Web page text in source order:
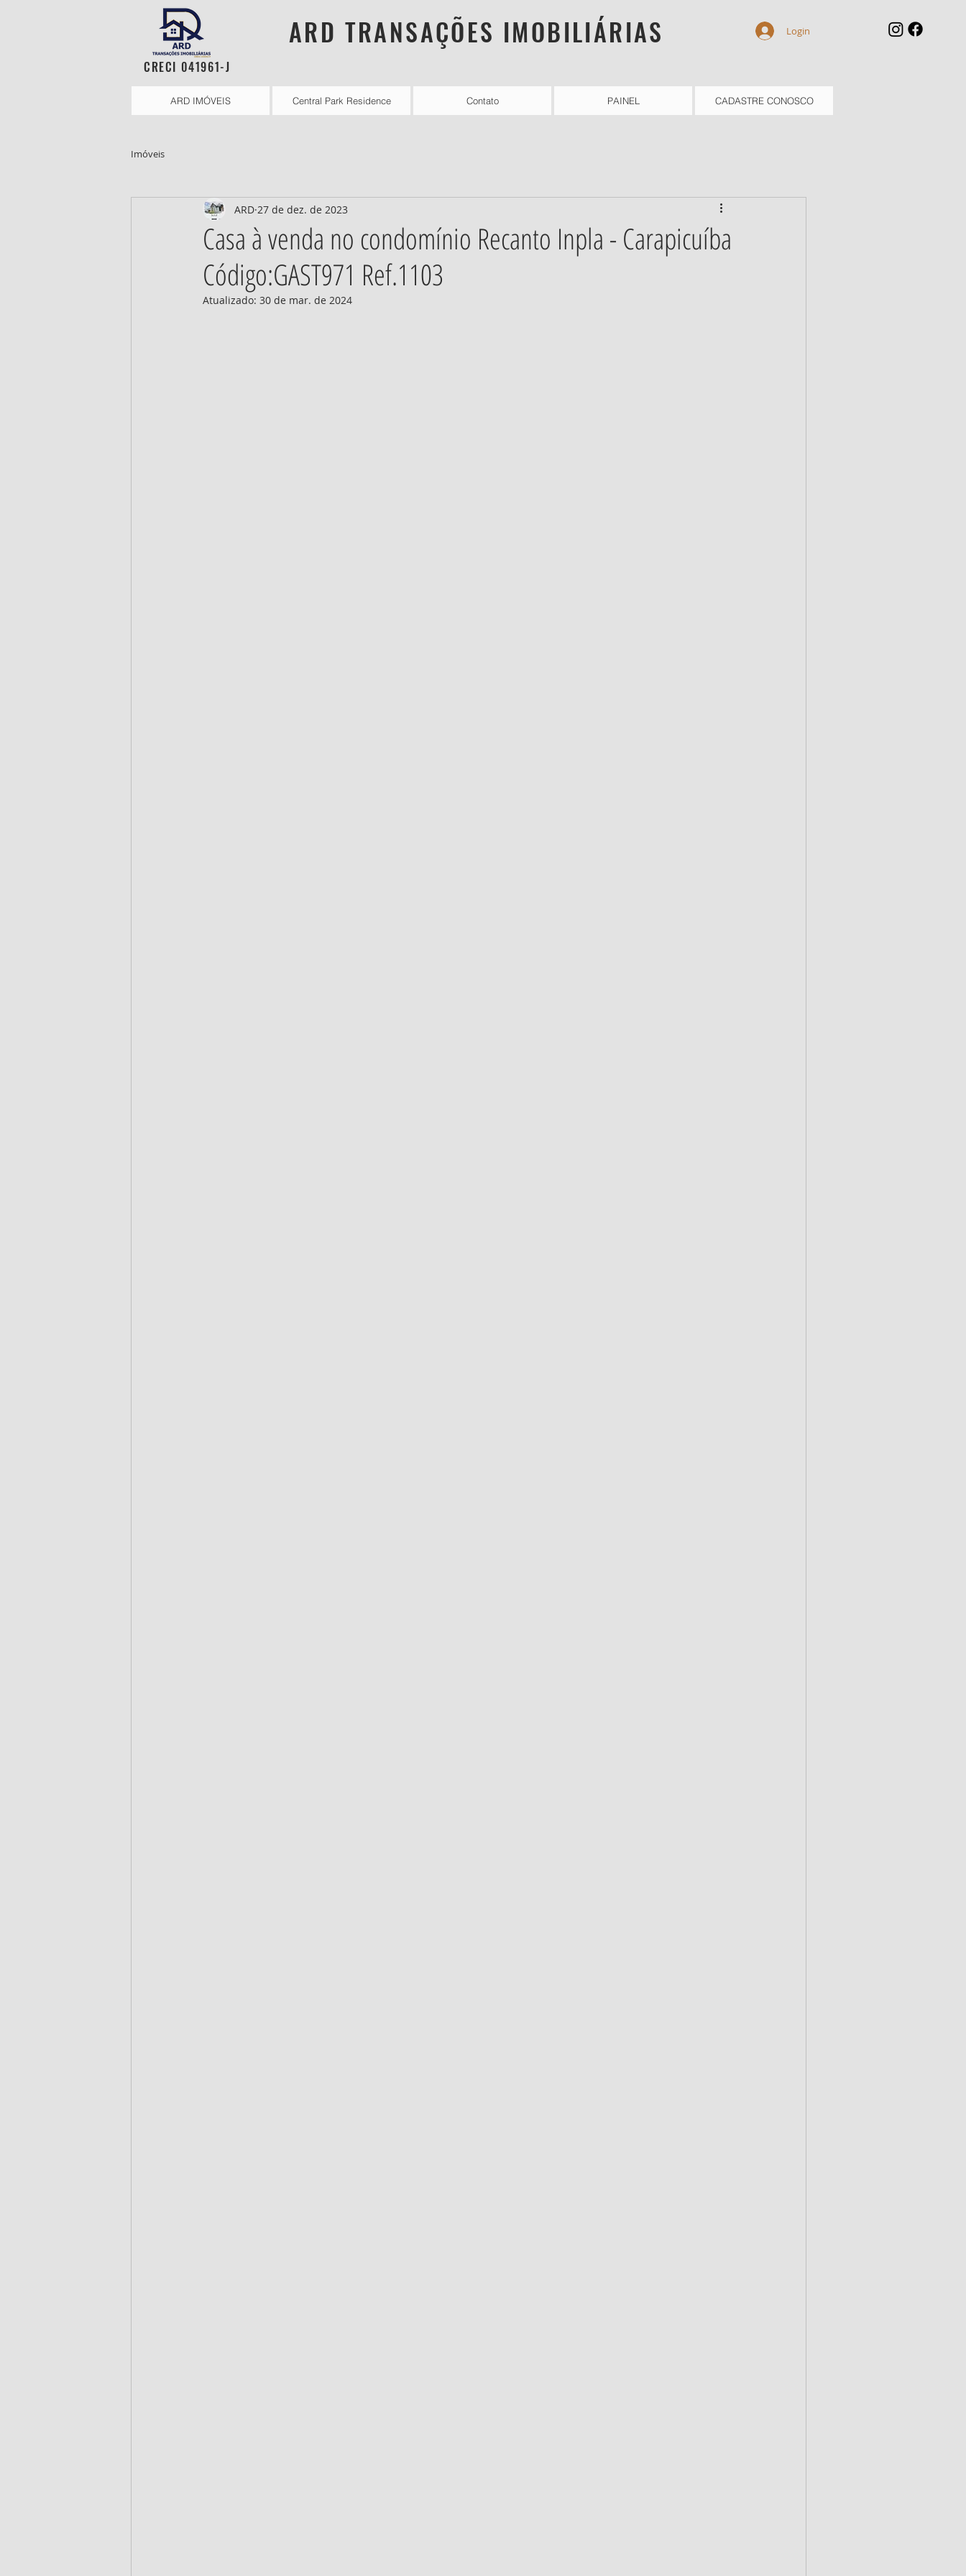
ARD TRANSAÇÕES IMOBILIÁRIAS Login
CRECI 041961-J
ARD IMÓVEIS Central Park Residence Contato PAINEL CADASTRE CONOSCO
Imóveis
Casa à venda no condomínio Recanto Inpla - Carapicuíba
Código:GAST971 Ref.1103
ARD 27 de dez. de 2023
Atualizado: 30 de mar. de 2024